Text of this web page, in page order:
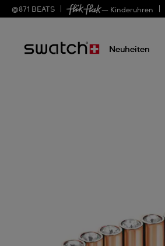
@871 BEATS — Kinderuhren
Neuheiten